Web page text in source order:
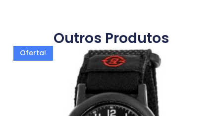
Outros Produtos
Oferta!